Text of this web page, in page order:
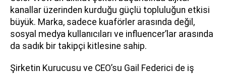
kanallar üzerinden kurduğu güçlü topluluğun etkisi
büyük. Marka, sadece kuaförler arasında değil,
sosyal medya kullanıcıları ve influencer’lar arasında
da sadık bir takipçi kitlesine sahip.
Şirketin Kurucusu ve CEO’su Gail Federici de iş